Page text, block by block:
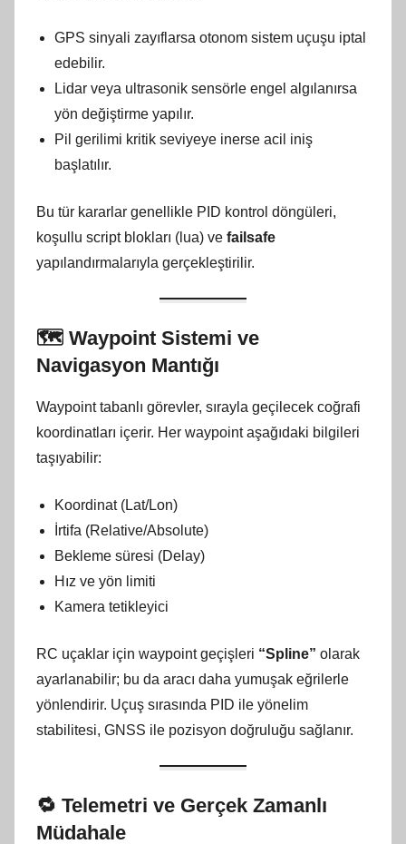
GPS sinyali zayıflarsa otonom sistem uçuşu iptal
edebilir.
Lidar veya ultrasonik sensörle engel algılanırsa
yön değiştirme yapılır.
Pil gerilimi kritik seviyeye inerse acil iniş
başlatılır.
Bu tür kararlar genellikle PID kontrol döngüleri,
koşullu script blokları (lua) ve failsafe
yapılandırmalarıyla gerçekleştirilir.
🗺️ Waypoint Sistemi ve
Navigasyon Mantığı
Waypoint tabanlı görevler, sırayla geçilecek coğrafi
koordinatları içerir. Her waypoint aşağıdaki bilgileri
taşıyabilir:
Koordinat (Lat/Lon)
İrtifa (Relative/Absolute)
Bekleme süresi (Delay)
Hız ve yön limiti
Kamera tetikleyici
RC uçaklar için waypoint geçişleri “Spline” olarak
ayarlanabilir; bu da aracı daha yumuşak eğrilerle
yönlendirir. Uçuş sırasında PID ile yönelim
stabilitesi, GNSS ile pozisyon doğruluğu sağlanır.
🔁 Telemetri ve Gerçek Zamanlı
Müdahale